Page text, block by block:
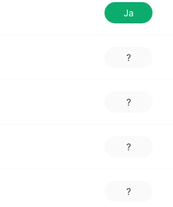
Ja
?
?
?
?